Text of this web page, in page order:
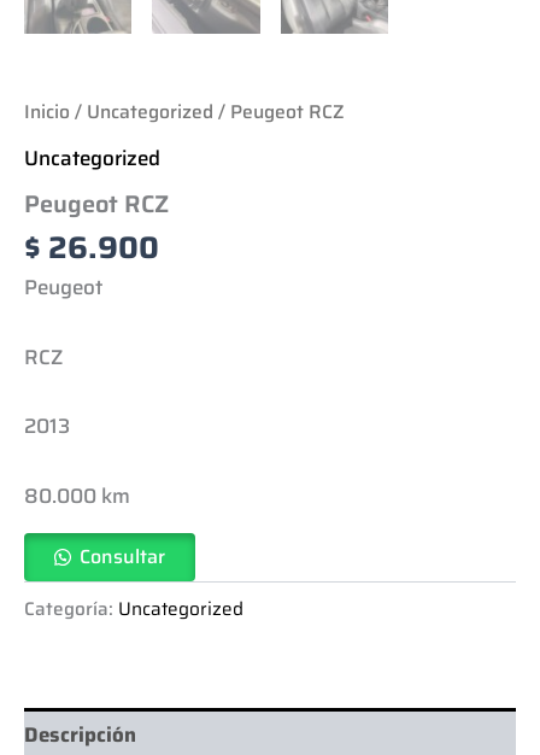
Inicio / Uncategorized / Peugeot RCZ
Uncategorized
Peugeot RCZ
$ 26.900
Peugeot
RCZ
2013
80.000 km
Consultar
Categoría: Uncategorized
Descripción